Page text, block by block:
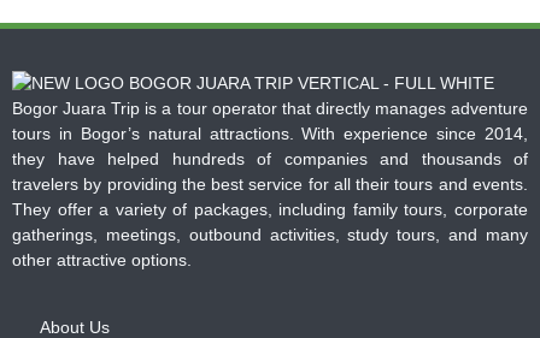
Bogor Juara Trip is a tour operator that directly manages adventure
tours in Bogor’s natural attractions. With experience since 2014,
they have helped hundreds of companies and thousands of
travelers by providing the best service for all their tours and events.
They offer a variety of packages, including family tours, corporate
gatherings, meetings, outbound activities, study tours, and many
other attractive options.
About Us